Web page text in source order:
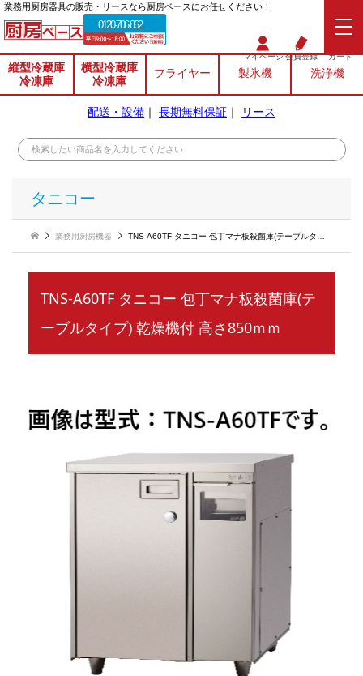
業務⽤厨房器具の販売・リースなら厨房ベースにお任せください！
0120-706-862
マイページ会員登録 カート
縦型冷蔵庫
冷凍庫
横型冷蔵庫
冷凍庫
フライヤー 製氷機 洗浄機
配送・設備 ｜ 長期無料保証 ｜ リース
タニコー
業務用厨房機器 TNS-A60TF タニコー 包丁マナ板殺菌庫(テーブルタイプ) 乾燥機付 高さ850ｍｍ
TNS-A60TF タニコー 包丁マナ板殺菌庫(テ
ーブルタイプ) 乾燥機付 高さ850ｍｍ